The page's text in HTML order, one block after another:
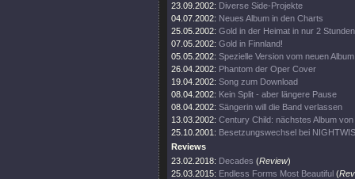
23.09.2002: Diverse Side-Projekte
04.07.2002: Neues Album in den Charts
25.05.2002: Gold in der Heimat in nur 2 Stunden
07.05.2002: Gold in Finnland!
05.05.2002: Spezielle Version vom neuen Album
26.04.2002: Phantom der Oper Cover
19.04.2002: Song zum Download
08.04.2002: Kein Split - aber längere Pause
08.04.2002: Sängerin will die Band verlassen
13.03.2002: Century Child: nächstes Album
25.10.2001: Besetzungswechsel bei
Reviews
23.02.2018: Decades (Review)
25.03.2015: Endless Forms Most Beautiful (